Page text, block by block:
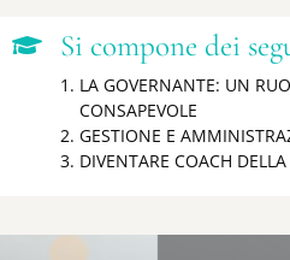
Si compone dei
LA GOVERNANTE: UN
CONSAPEVOLE
GESTIONE E
DIVENTARE COACH